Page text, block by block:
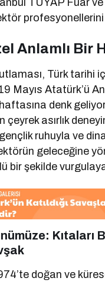
TÜYAP Fuar
Anlamlı Bir
Türk tarihi
Mayıs Atatürk’ü
denk
çeyrek asırlık
ruhuyla ve
geleceğine
bir şekilde
Kıtaları
doğan ve